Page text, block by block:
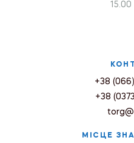
15.00
+38
+38
МІСЦЕ